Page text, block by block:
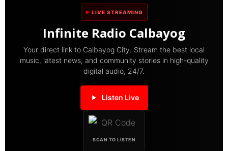
LIVE STREAMING
Infinite Radio Calbayog
Your direct link to Calbayog City. Stream the best local
music, latest news, and community stories in high-quality
digital audio, 24/7.
Listen Live
SCAN TO LISTEN